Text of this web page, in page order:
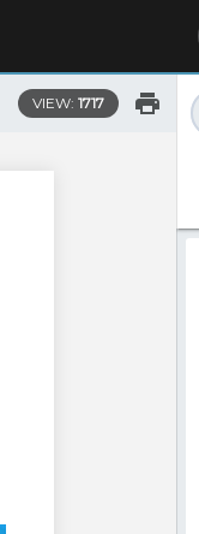
VIEW: 1717